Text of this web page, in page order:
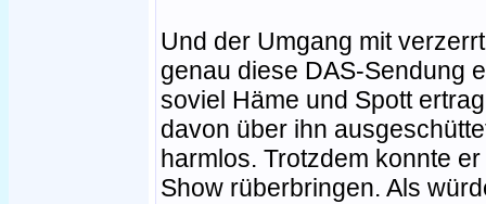
Und der Umgang mit
genau diese DAS-Sendung
soviel Häme und Spott
davon über ihn
harmlos. Trotzdem konnte
Show rüberbringen. Als